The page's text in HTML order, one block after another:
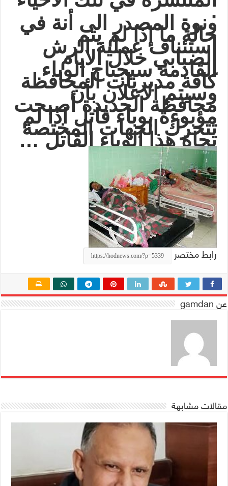
.
ونوة المصدر الى أنة في
حالة ما إذا لم يتم
استئناف عملية الرش
الضبابي خلال الايام
القادمة سيجتاح الوباء
كافة مديريات المحافظة
وسيتم الاعلان بأن
محافظة الحديدة أصبحت
مؤبوءة بوباء قاتل اذا لم
تتحرك الجهات المختصة
تجاة هذا الوباء القاتل …
رابط مختصر
عن gamdan
مقالات مشابهة